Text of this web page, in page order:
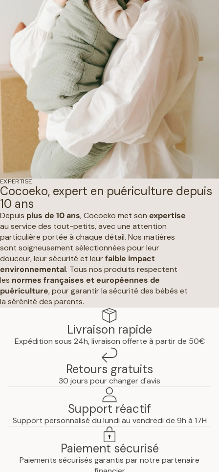
EXPERTISE
Cocoeko, expert en puériculture depuis
10 ans
Depuis plus de 10 ans, Cocoeko met son expertise
au service des tout-petits, avec une attention
particulière portée à chaque détail. Nos matières
sont soigneusement sélectionnées pour leur
douceur, leur sécurité et leurfaible impact
environnemental. Tous nos produits respectent
les normes françaises et européennes de
puériculture, pour garantir la sécurité des bébés et
la sérénité des parents.
Livraison rapide
Expédition sous 24h, livraison offerte à partir de 50€
Retours gratuits
30 jours pour changer d'avis
Support réactif
Support personnalisé du lundi au vendredi de 9h à 17H
Paiement sécurisé
Paiements sécurisés garantis par notre partenaire